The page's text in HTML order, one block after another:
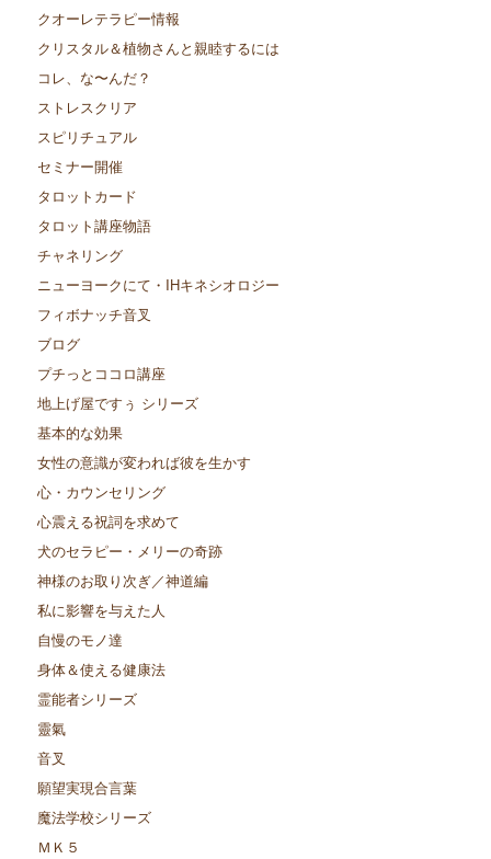
クオーレテラピー情報
クリスタル＆植物さんと親睦するには
コレ、な〜んだ？
ストレスクリア
スピリチュアル
セミナー開催
タロットカード
タロット講座物語
チャネリング
ニューヨークにて・IHキネシオロジー
フィボナッチ音叉
ブログ
プチっとココロ講座
地上げ屋ですぅ シリーズ
基本的な効果
女性の意識が変われば彼を生かす
心・カウンセリング
心震える祝詞を求めて
犬のセラピー・メリーの奇跡
神様のお取り次ぎ／神道編
私に影響を与えた人
自慢のモノ達
身体＆使える健康法
霊能者シリーズ
靈氣
音叉
願望実現合言葉
魔法学校シリーズ
ＭＫ５